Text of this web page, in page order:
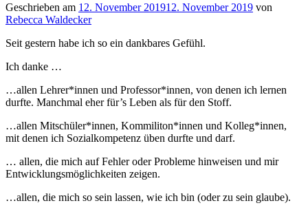
Geschrieben am 12. November 201912. November 2019 von
Rebecca Waldecker
Seit gestern habe ich so ein dankbares Gefühl.
Ich danke …
…allen Lehrer*innen und Professor*innen, von denen ich lernen
durfte. Manchmal eher für’s Leben als für den Stoff.
…allen Mitschüler*innen, Kommiliton*innen und Kolleg*innen,
mit denen ich Sozialkompetenz üben durfte und darf.
… allen, die mich auf Fehler oder Probleme hinweisen und mir
Entwicklungsmöglichkeiten zeigen.
…allen, die mich so sein lassen, wie ich bin (oder zu sein glaube).